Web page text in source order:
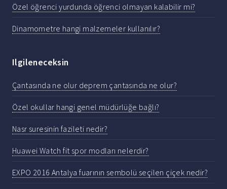
Özel öğrenci yurdunda öğrenci olmayan kalabilir mi?
Dinamometre hangi malzemeler kullanılır?
Ilgileneceksin
Çantasında ne olur deprem çantasında ne olur?
Özel okullar hangi genel müdürlüğe bağlı?
Nasr suresinin fazileti nedir?
Huawei Watch fit spor modları nelerdir?
EXPO 2016 Antalya fuarının sembolü seçilen çiçek nedir?